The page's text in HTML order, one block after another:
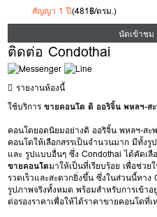
สัญญา 1 ปี(481฿/ตรม.)
นัดเข้าชม
ติดต่อ Condothai
รายงานห้องนี้
ใช้บริการขายคอนโด ดิ ออริจิ้น พหลฯ-ส
คอนโดยอดนิยมอย่างดิ ออริจิ้น พหลฯ-ส
คอนโดให้เลือกสรรเป็นจำนวนมาก มีทั้ง
และ รูปแบบอื่นๆ ซึ่ง Condothai ได้คัดเ
ขายคอนโดมาให้เป็นที่เรียบร้อย เพื่อช่ว
รวดเร็วและสะดวกยิ่งขึ้น ซึ่งในส่วนนี้ทา
รูปภาพจริงทั้งหมด พร้อมสำหรับการเข้า
ต่อรองราคาเพื่อให้ได้ราคาขายคอนโดที่